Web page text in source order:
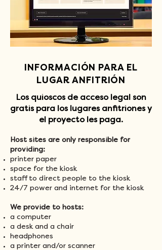
INFORMACIÓN PARA EL
LUGAR ANFITRIÓN
Los quioscos de acceso legal son
gratis para los lugares anfitriones y
el proyecto les paga.
Host sites are only responsible for
providing:
printer paper
space for the kiosk
staff to direct people to the kiosk
24/7 power and internet for the kiosk
We provide to hosts:
a computer
a desk and a chair
headphones
a printer and/or scanner